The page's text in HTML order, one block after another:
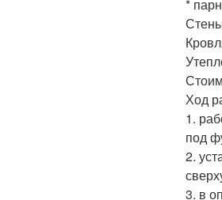
*
Ход
1.
под
2.
3. в